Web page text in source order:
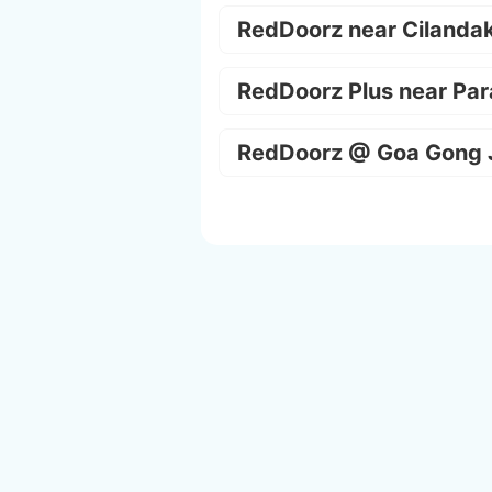
RedDoorz near
RedDoorz Plus near
RedDoorz @ Goa